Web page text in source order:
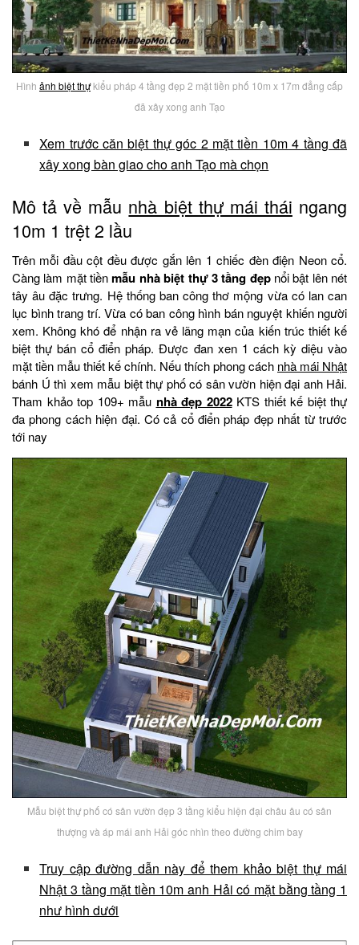
Hình ảnh biệt thựkiểu pháp 4 tầng đẹp 2 mặt tiền phố 10m x 17m đẳng cấp
đã xây xong anh Tạo
Xem trước căn biệt thự góc 2 mặt tiền 10m 4 tầng đã
xây xong bàn giao cho anh Tạo mà chọn
Mô tả về mẫu nhà biệt thự mái thái ngang
10m 1 trệt 2 lầu
Trên mỗi đầu cột đều được gắn lên 1 chiếc đèn điện Neon cổ.
Càng làm mặt tiềnmẫu nhà biệt thự 3 tầng đẹpnổi bật lên nét
tây âu đặc trưng. Hệ thống ban công thơ mộng vừa có lan can
lục bình trang trí. Vừa có ban công hình bán nguyệt khiến người
xem. Không khó để nhận ra vẻ lãng mạn của kiến trúc thiết kế
biệt thự bán cổ điển pháp. Được đan xen 1 cách kỳ diệu vào
mặt tiền mẫu thiết kế chính. Nếu thích phong cách nhà mái Nhật
bánh Ú thì xem mẫu biệt thự phố có sân vườn hiện đại anh Hải.
Tham khảo top 109+ mẫu nhà đẹp 2022KTS thiết kế biệt thự
đa phong cách hiện đại. Có cả cổ điển pháp đẹp nhất từ trước
tới nay
Mẫu biệt thự phố có sân vườn đẹp 3 tầng kiểu hiện đại châu âu có sân
thượng và áp mái anh Hải góc nhìn theo đường chim bay
Truy cập đường dẫn này để them khảo biệt thự mái
Nhật 3 tầng mặt tiền 10m anh Hải có mặt bằng tầng 1
như hình dưới